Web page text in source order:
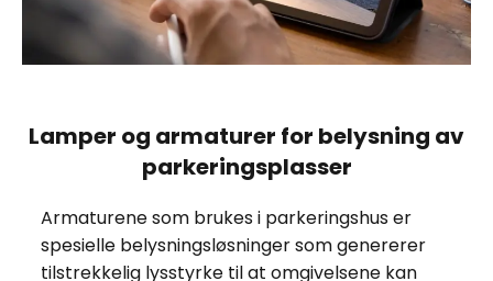
Lamper og armaturer for belysning av
parkeringsplasser
Armaturene som brukes i parkeringshus er
spesielle belysningsløsninger som genererer
tilstrekkelig lysstyrke til at omgivelsene kan